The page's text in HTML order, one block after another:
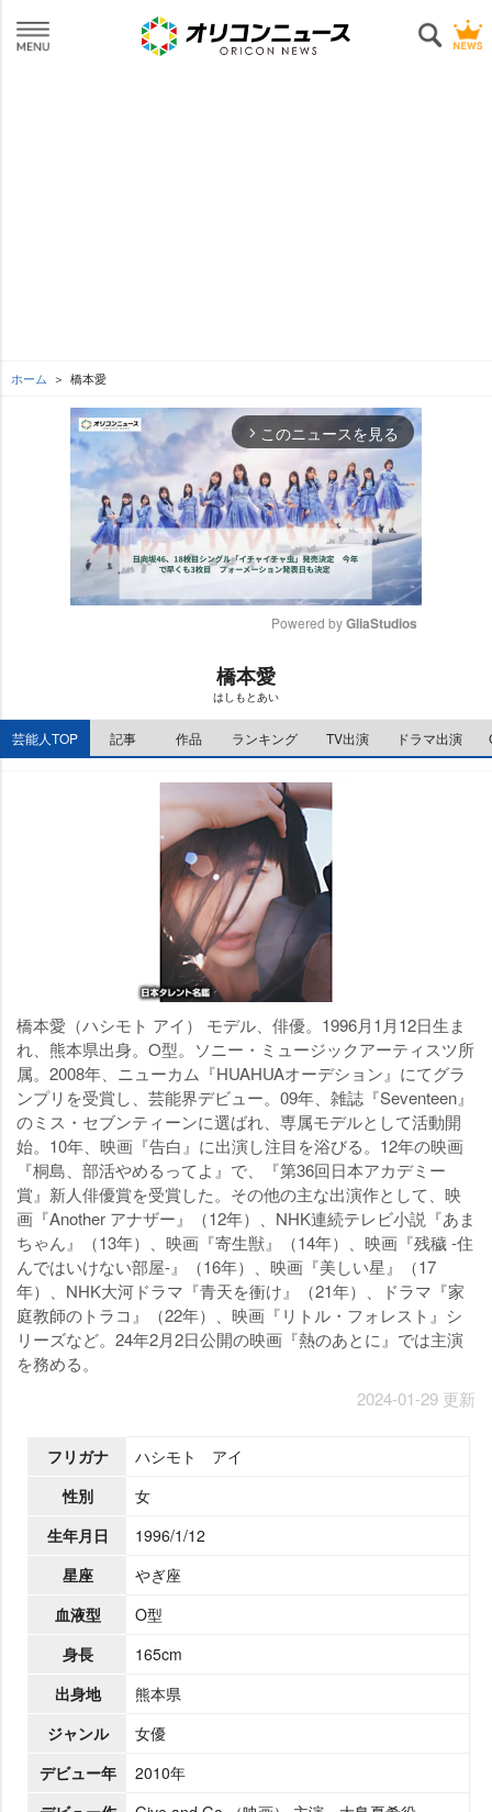
ホーム 橋本愛
arrow_forward_ios このニュースを見る
e
Powered by GliaStudios
橋本愛
はしもとあい
芸能人TOP 記事 作品 ランキング TV出演 ドラマ出演
橋本愛（ハシモト アイ） モデル、俳優。1996月1月12日生ま
れ、熊本県出身。O型。ソニー・ミュージックアーティスツ所
属。2008年、ニューカム『HUAHUAオーデション』にてグラ
ンプリを受賞し、芸能界デビュー。09年、雑誌『Seventeen』
のミス・セブンティーンに選ばれ、専属モデルとして活動開
始。10年、映画『告白』に出演し注目を浴びる。12年の映画
『桐島、部活やめるってよ』で、『第36回日本アカデミー
賞』新人俳優賞を受賞した。その他の主な出演作として、映
画『Another アナザー』（12年）、NHK連続テレビ小説『あま
ちゃん』（13年）、映画『寄生獣』（14年）、映画『残穢 -住
んではいけない部屋-』（16年）、映画『美しい星』（17
年）、NHK大河ドラマ『青天を衝け』（21年）、ドラマ『家
庭教師のトラコ』（22年）、映画『リトル・フォレスト』シ
リーズなど。24年2月2日公開の映画『熱のあとに』では主演
を務める。
2024-01-29 更新
フリガナ
ハシモト アイ
性別
女
生年月日
1996/1/12
星座
ぎ座
血液型
O型
身長
165cm
出身地
熊本県
ジャンル
女優
デビュー年
2010年